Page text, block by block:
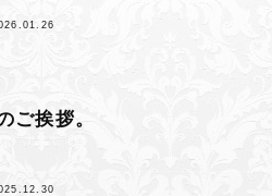
ご挨拶。